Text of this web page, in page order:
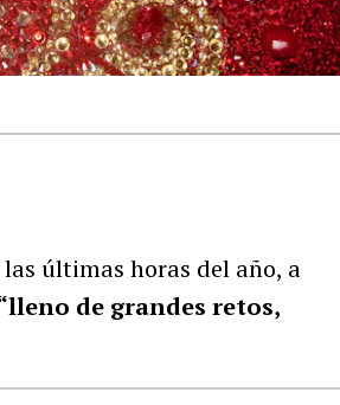
últimas horas del año, a
de grandes retos,